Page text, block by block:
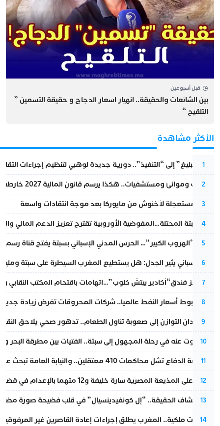
قبل أسبوعين
بين الشائعات والحقيقة.. انهيار اسعار الدجاج و حقيقة التسمين ”
التلقيح “
الأكثر مشاهدة
1
من “التبليغ” إلى “التنفيذ”.. دورية جديدة لوهبي لتنظيم إجراءات
2
قطارات وموانئ ومستشفيات.. هكذا يرسم قانون المالية 2027 خارطة المغرب المقبل
3
عودة مستعجلة لأخنوش من مايوركا بعد موجة انتقادات واسعة
4
أزمة سبتة المحتلة…المفوضية الأوروبية تقترح تعزيز الدعم المالي
5
عملية “الهروب الكبير”… الحرس المدني الإسباني بسبتة يفتح قناة
6
تقرير إسباني يثير الجدل: هل يستطيع المغرب السيطرة على سبتة
7
أزمة تهز فندق“أكادير بيتش كلوب”…اتهامات باقتحام المكتب النقابي
8
رغم هبوط أسعار النفط عالميا.. شركات المحروقات تفرض زيادة
9
من فقدان التوازن إلى صعوبة تناول الطعام.. تدهور صحي يلاحق النقيب
10
المسكوت عنه في رحلة المجهول إلى سبتة.. الفتيات بين مطرقة البحر
11
مقاطعة الدفاع تشل محاكمات 410 معتقلين.. والنيابة العامة تبحث عن حل قانوني
12
الحكم على المذيعة المصرية سارة خليفة و12 متهما بالإعدام في قضية هزت بلاد الفراعنة
13
بعد انكشاف الحقيقة.. “إل كونفيدينسيال” في قلب فضيحة صورة
14
بتعليمات ملكية.. المغرب يطلق إجراءات إعادة القاصرين غير